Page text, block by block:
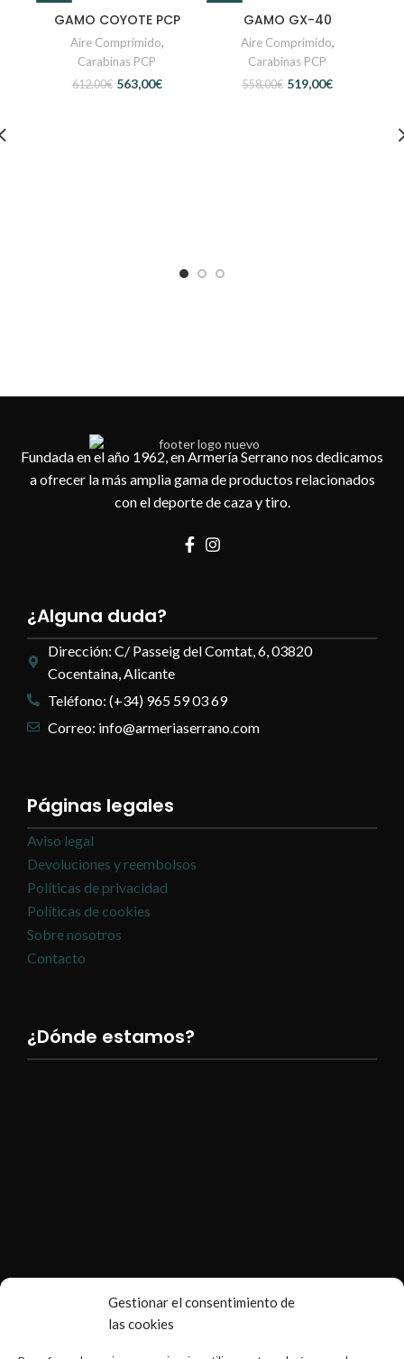
Gestionar el consentimiento de
las cookies
GAMO COYOTE PCP
Aire Comprimido,
Carabinas PCP
612,00€ 563,00€
GAMO GX-40
Aire Comprimido,
Carabinas PCP
558,00€ 519,00€
Fundada en el año 1962, en Armería Serrano nos dedicamos
a ofrecer la más amplia gama de productos relacionados
con el deporte de caza y tiro.
¿Alguna duda?
Dirección: C/ Passeig del Comtat, 6, 03820
Cocentaina, Alicante
Teléfono: (+34) 965 59 03 69
Correo: info@armeriaserrano.com
Páginas legales
Aviso legal
Devoluciones y reembolsos
Políticas de privacidad
Políticas de cookies
Sobre nosotros
Contacto
¿Dónde estamos?